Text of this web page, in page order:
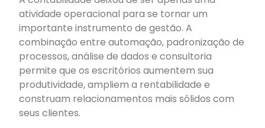
atividade operacional para se tornar um
importante instrumento de gestão. A
combinação entre automação, padronização de
processos, análise de dados e consultoria
permite que os escritórios aumentem sua
produtividade, ampliem a rentabilidade e
construam relacionamentos mais sólidos com
seus clientes.